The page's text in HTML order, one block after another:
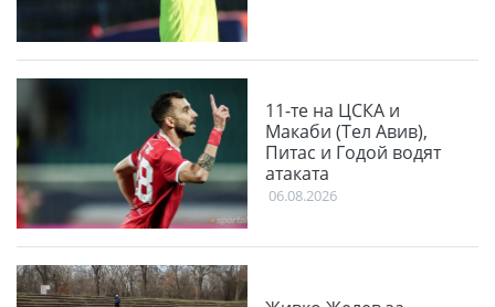
11-те на ЦСКА и
Макаби (Тел Авив),
Питас и Годой водят
атаката
06.08.2026